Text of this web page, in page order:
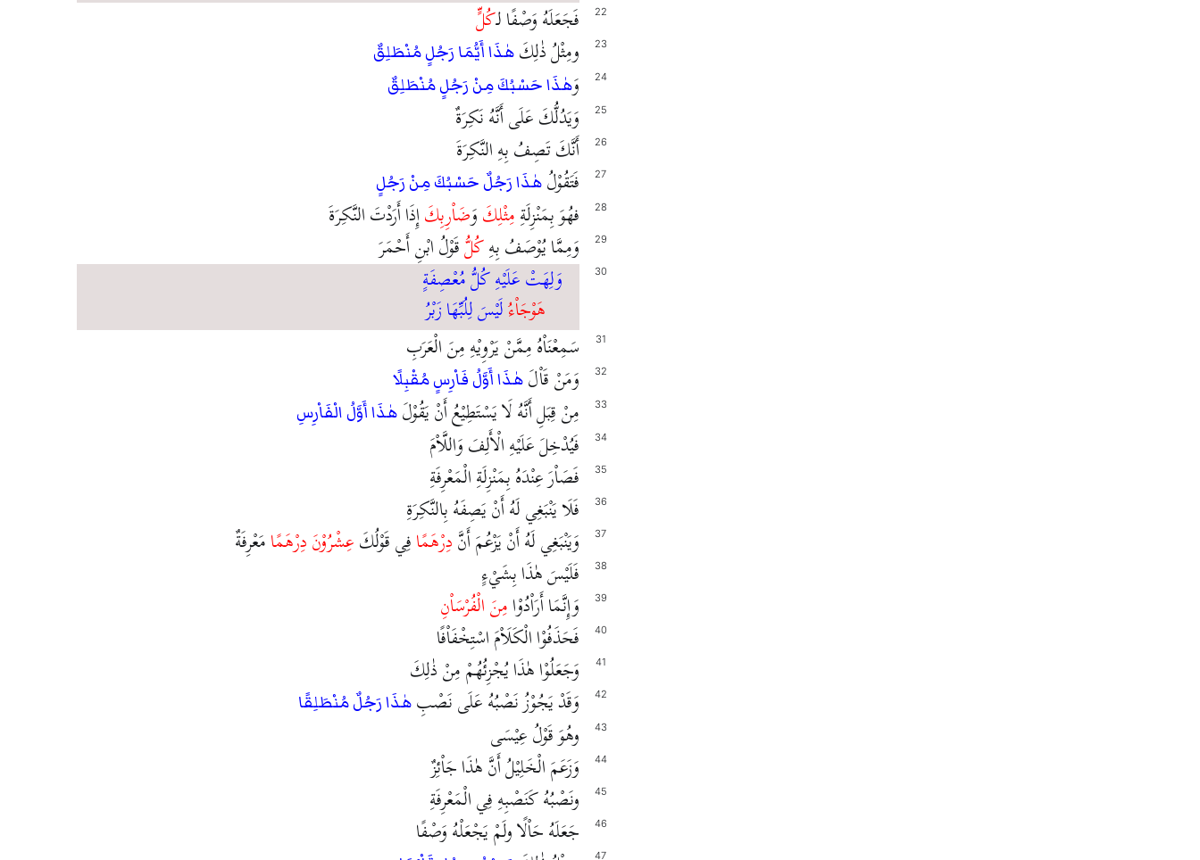
فَجَعَلَهُ وَصْفًا لـكُلٍّ 22
ومِثْلُ ذٰلِكَ هٰذَا أَيُّمَا رَجُلٍ مُنْطَلِقٌ 23
وَهٰذَا حَسْبُكَ مِنْ رَجُلٍ مُنْطَلِقٌ 24
وَيَدُلُّكَ عَلَى أَنَّهُ نَكِرَةٌ 25
أَنَّكَ تَصِفُ بِهِ النَّكِرَةَ 26
فَتَقُوْلُ هٰذَا رَجُلٌ حَسْبُكَ مِنْ رَجُلٍ 27
فهُوَ بِمَنْزِلَةِمِثْلِكَوَضَاْرِبِكَإِذَا أَرَدْتَ النَّكِرَةَ 28
وَمِمَّا يُوْصَفُ بِهِكُلُّقَوْلُ ابْنِ أَحْمَرَ 29
وَلِهَتْ عَلَيْهِ كُلُّ مُعْصِفَةٍ
هَوْجَاْءُلَيْسَ لِلُبِّهَا زَبْرُ
30
سَمِعْنَاْهُ مِمَّنْ يَرْوِيْهِ مِنَ الْعَرَبِ 31
وَمَنْ قَاْلَ هٰذَا أَوَّلُ فَاْرِسٍ مُقْبِلًا 32
مِنْ قِبَلِ أَنَّهُ لَا يَسْتَطِيْعُ أَنْ يَقُوْلَ هٰذَا أَوَّلُ الْفَاْرِسِ 33
فَيُدْخِلَ عَلَيْهِ الْأَلِفَ وَاللَّاْمَ 34
فَصَاْرَ عِنْدَهُ بِمَنْزِلَةِ الْمَعْرِفَةِ 35
فَلَا يَنْبَغِي لَهُ أَنْ يَصِفَهُ بِالنَّكِرَةِ 36
وَيَنْبَغِي لَهُ أَنْ يَزْعُمَ أَنَّدِرْهَمًافِي قَوْلُكَعِشْرُوْنَ دِرْهَمًامَعْرِفَةٌ 37
فَلَيْسَ هٰذَا بِشَيْءٍ 38
وَإِنَّمَا أَرَاْدُوْامِنَ الْفُرْسَاْنِ 39
فَحَذَفُوْا الْكَلَاْمَ اسْتِخْفَاْفًا 40
وَجَعَلُوْا هٰذَا يُجْزِئُهُمْ مِنْ ذٰلِكَ 41
وَقَدْ يَجُوْزُ نَصْبُهُ عَلَى نَصْبِ هٰذَا رَجُلٌ مُنْطَلِقًا 42
وهُوَ قَوْلُ عِيْسَى 43
وَزَعَمَ الْخَلِيْلُ أَنَّ هٰذَا جَاْئِزٌ 44
ونَصْبُهُ كَنَصْبِهِ فِي الْمَعْرِفَةِ 45
جَعَلَهُ حَاْلًا ولَمْ يَجْعَلْهُ وَصْفًا 46
47